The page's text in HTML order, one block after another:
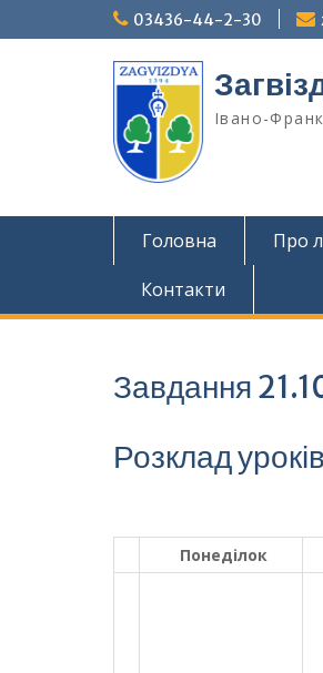
до
03436-44-2-30
Івано-
Головна Про
Контакти
Завдання
Розклад
Понеділок